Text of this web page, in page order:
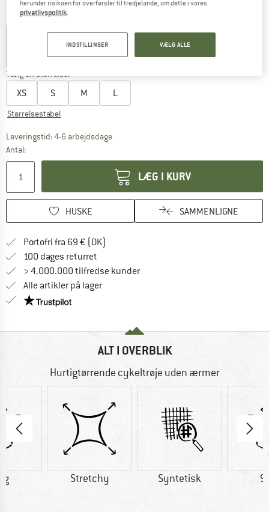
Farve:White
32%
Vælg en størrelse:
XS S M L
Størrelsestabel
Leveringstid: 4-6 arbejdsdageLinket åbnes i en infoboks og indeholder
Antal:
LÆG I KURV
HUSKE SAMMENLIGNE
Portofri fra 69 € (DK)
100 dages returret
> 4.000.000 tilfredse kunder
Alle artikler på lager
Vi er Trustpilot-certificeret - oplysningerne får du
ALT I OVERBLIK
Hurtigtørrende cykeltrøje uden ærmer
g Stretchy Syntetisk
herunder risikoen for overførsler til tredjelande, om dette i vores
privatlivspolitik.
INDSTILLINGER VÆLG ALLE